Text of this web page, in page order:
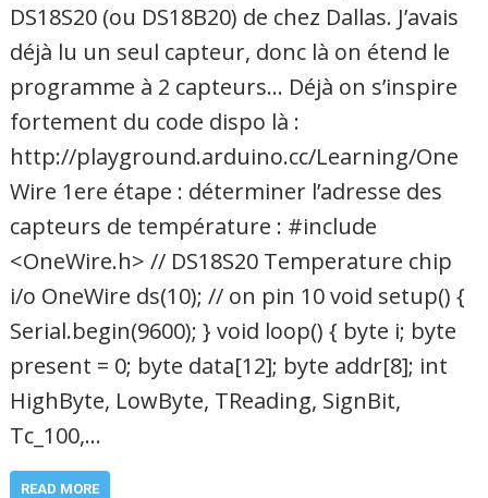
DS18S20 (ou DS18B20) de chez Dallas. J’avais
déjà lu un seul capteur, donc là on étend le
programme à 2 capteurs… Déjà on s’inspire
fortement du code dispo là :
http://playground.arduino.cc/Learning/One
Wire 1ere étape : déterminer l’adresse des
capteurs de température : #include
<OneWire.h> // DS18S20 Temperature chip
i/o OneWire ds(10); // on pin 10 void setup() {
Serial.begin(9600); } void loop() { byte i; byte
present = 0; byte data[12]; byte addr[8]; int
HighByte, LowByte, TReading, SignBit,
Tc_100,…
READ MORE